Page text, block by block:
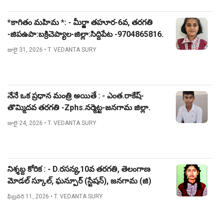
*కాగితం మహిమ *: - మీర్జా తహూర-6వ, తరగతి
-జిపఉపా:బక్రిచెప్యాల-జిల్లా:సిద్దిపేట -9704865816.
జులై 31, 2026 • T. VEDANTA SURY
నేనే ఒక ప్రధాన మంత్రి అయితే : - ఎంత.రాకేష్-
తొమ్మిదవ తరగతి -Zphs.నర్మెట్ట-జనగామ జిల్లా.
జులై 24, 2026 • T. VEDANTA SURY
నిశ్శబ్ద కోరిక : - D.రసన్య,10వ తరగతి, తెలంగాణ
మోడల్ స్కూల్, ఘన్పూర్ (స్టేషన్), జనగామ (జి)
ఫిబ్రవరి 11, 2026 • T. VEDANTA SURY